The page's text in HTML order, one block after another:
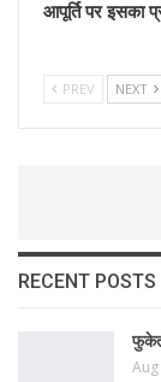
आपूर्ति पर इसका
PREV NEXT
RECENT POSTS